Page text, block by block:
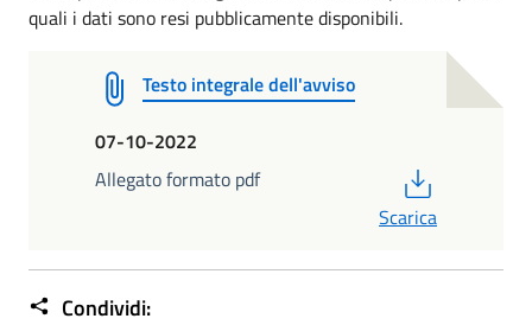
quali i dati sono resi pubblicamente disponibili.
Testo integrale dell'avviso
07-10-2022
Allegato formato pdf
Scarica
Condividi: